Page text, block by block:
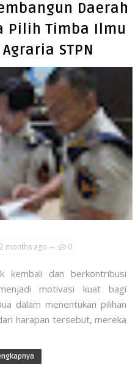
Daerah
Pilih Timba Ilmu
STPN
2 months ago 0
kembali dan berkontribusi
motivasi kuat bagi
dalam menentukan pilihan
harapan tersebut, mereka